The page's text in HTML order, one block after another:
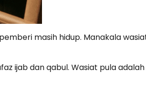
masih hidup. Manakala
ijab dan qabul. Wasiat pula